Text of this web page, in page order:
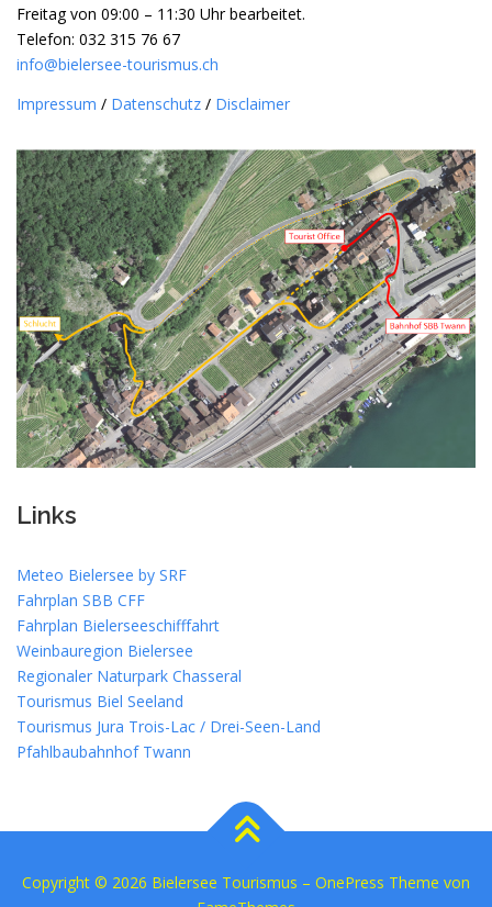
Freitag von 09:00 – 11:30 Uhr bearbeitet.
Telefon: 032 315 76 67
info@bielersee-tourismus.ch
Impressum / Datenschutz / Disclaimer
Links
Meteo Bielersee by SRF
Fahrplan SBB CFF
Fahrplan Bielerseeschifffahrt
Weinbauregion Bielersee
Regionaler Naturpark Chasseral
Tourismus Biel Seeland
Tourismus Jura Trois-Lac / Drei-Seen-Land
Pfahlbaubahnhof Twann
Copyright © 2026 Bielersee Tourismus – OnePress Theme von